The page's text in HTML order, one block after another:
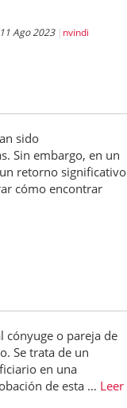
11 Ago 2023 nvindi
sido
Sin embargo, en un
retorno significativo
cómo encontrar
cónyuge o pareja de
Se trata de un
en una
de esta … Leer